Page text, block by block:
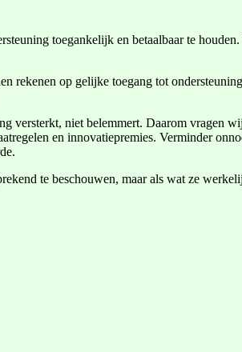
toegankelijk en betaalbaar te
rekenen op gelijke toegang tot
versterkt, niet belemmert. Daarom vragen
en innovatiepremies. Verminder
te beschouwen, maar als wat ze